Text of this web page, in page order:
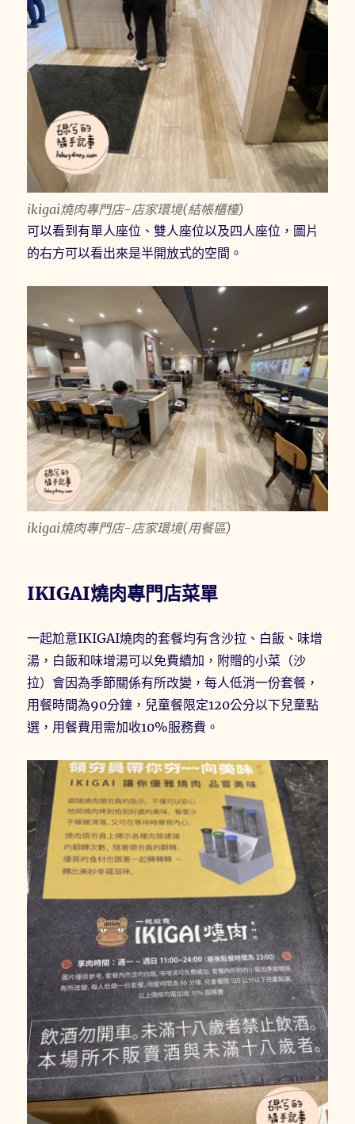
ikigai燒肉專門店-店家環境(結帳櫃檯)
可以看到有單人座位、雙人座位以及四人座位，圖片
的右方可以看出來是半開放式的空間。
ikigai燒肉專門店-店家環境(用餐區)
IKIGAI燒肉專門店菜單
一起尬意IKIGAI燒肉的套餐均有含沙拉、白飯、味增
湯，白飯和味增湯可以免費續加，附贈的小菜（沙
拉）會因為季節關係有所改變，每人低消一份套餐，
用餐時間為90分鐘，兒童餐限定120公分以下兒童點
選，用餐費用需加收10%服務費。